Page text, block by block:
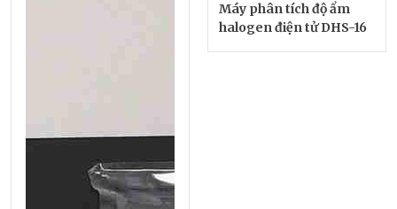
Máy phân tích độ ẩm
halogen điện tử DHS-16